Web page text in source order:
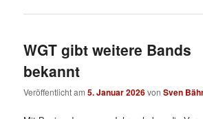
WGT gibt weitere Bands
bekannt
Veröffentlicht am5. Januar 2026vonSven